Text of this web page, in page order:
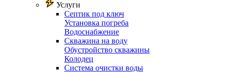
Услуги
Септик под ключ
Установка погреба
Водоснабжение
Скважина на воду
Обустройство скважины
Колодец
Система очистки воды